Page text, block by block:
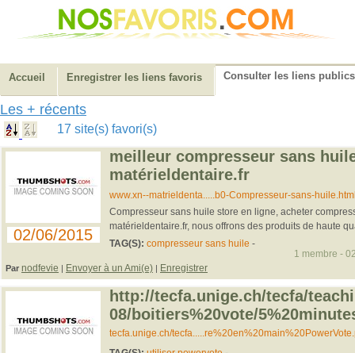
Accueil Enregistrer les liens favoris Consulter les liens publics
Les + récents
17 site(s) favori(s)
02/06/2015
meilleur compresseur sans
matérieldentaire.fr
www.xn--matrieldenta.....b0-Compresseur-sans-
Compresseur sans huile store en ligne, acheter
matérieldentaire.fr, nous offrons des produits de haute
TAG(S): compresseur sans huile -
Par nodfevie | Envoyer à un Ami(e) | Enregistrer
1 membre -
http://tecfa.unige.ch/tecfa/
08/boitiers%20vote/
tecfa.unige.ch/